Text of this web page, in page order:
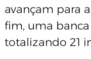
avançam para
fim, uma
totalizando 21